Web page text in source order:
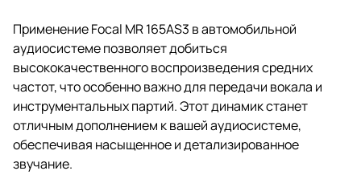
Применение Focal MR 165AS3 в автомобильной
аудиосистеме позволяет добиться
высококачественного воспроизведения средних
частот, что особенно важно для передачи вокала и
инструментальных партий. Этот динамик станет
отличным дополнением к вашей аудиосистеме,
обеспечивая насыщенное и детализированное
звучание.